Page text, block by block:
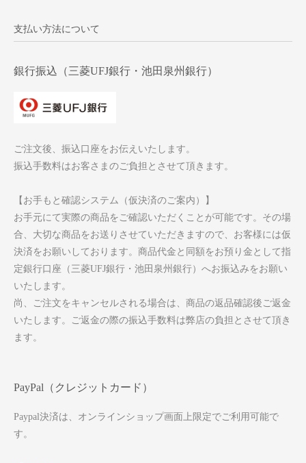
支払い方法について
銀行振込（三菱UFJ銀行・池田泉州銀行）
ご注文後、振込口座をお伝えいたします。
振込手数料はお客さまのご負担とさせて頂きます。
【お手もと確認システム（仮決済のご案内）】
お手元にて実際の商品をご確認いただくことが可能です。その場
合、大切な商品をお送りさせていただきますので、お客様には仮
決済をお願いしております。商品代金と同額をお預り金として指
定銀行口座（三菱UFJ銀行・池田泉州銀行）へお振込みをお願い
いたします。
尚、ご注文をキャンセルされる場合は、商品の返品確認後ご返金
いたします。ご返金の際の振込手数料は弊店の負担とさせて頂き
ます。
PayPal（クレジットカード）
Paypal決済は、オンラインショップ画面上限定でご利用可能で
す。